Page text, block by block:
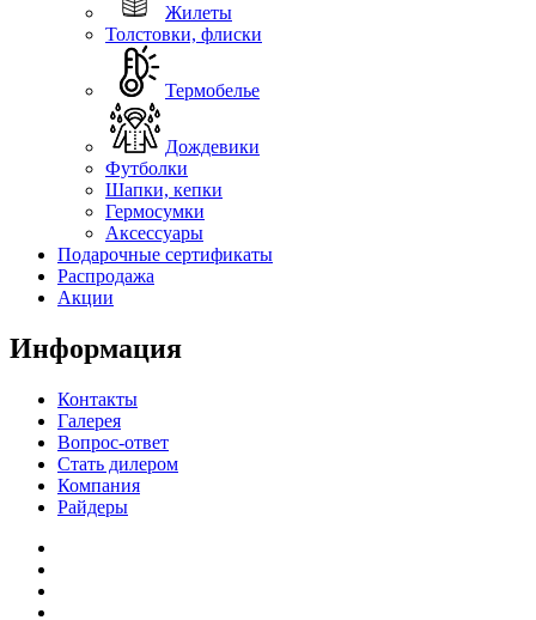
Жилеты
Толстовки, флиски
Термобелье
Дождевики
Футболки
Шапки, кепки
Гермосумки
Аксессуары
Подарочные сертификаты
Распродажа
Акции
Информация
Контакты
Галерея
Вопрос-ответ
Стать дилером
Компания
Райдеры